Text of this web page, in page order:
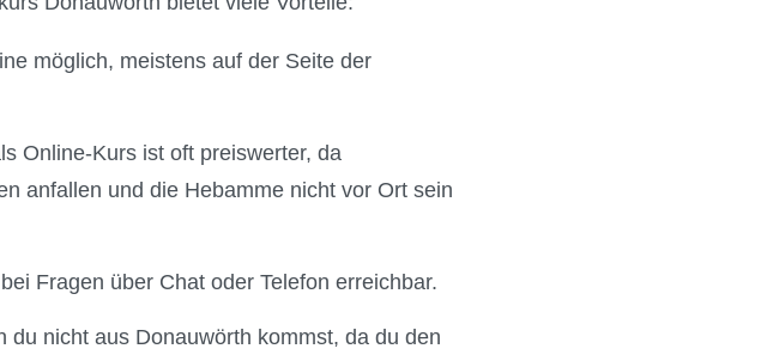
möglich, meistens auf der Seite der
Online-Kurs ist oft preiswerter, da
anfallen und die Hebamme nicht vor Ort sein
Fragen über Chat oder Telefon erreichbar.
nicht aus Donauwörth kommst, da du den